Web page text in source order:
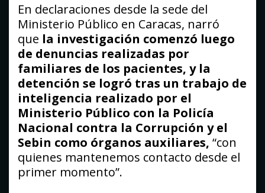
En declaraciones desde la sede del
Ministerio Público en Caracas, narró
que la investigación comenzó luego
de denuncias realizadas por
familiares de los pacientes, y la
detención se logró tras un trabajo de
inteligencia realizado por el
Ministerio Público con la Policía
Nacional contra la Corrupción y el
Sebin como órganos auxiliares, “con
quienes mantenemos contacto desde el
primer momento”.